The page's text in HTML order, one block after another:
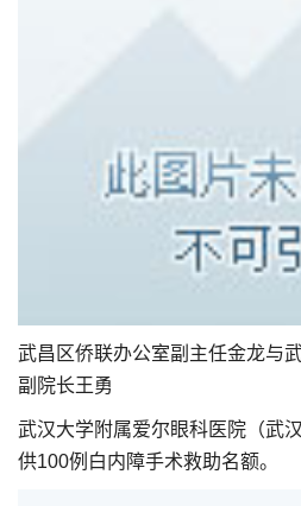
武昌区侨联办公室副主任金龙与
副院长王勇
武汉大学附属爱尔眼科医院（武
供100例白内障手术救助名额。